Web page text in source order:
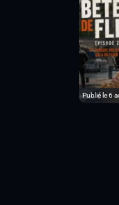
Publié le 6